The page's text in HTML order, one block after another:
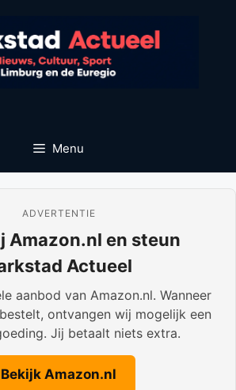
Menu
ADVERTENTIE
Amazon.nl en steun
Actueel
aanbod van Amazon.nl. Wanneer
ontvangen wij mogelijk een
Jij betaalt niets extra.
Bekijk Amazon.nl